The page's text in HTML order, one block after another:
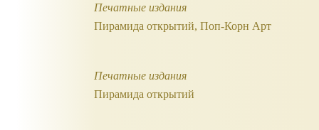
Печатные издания
Пирамида открытий, Поп-Корн Арт
Печатные издания
Пирамида открытий